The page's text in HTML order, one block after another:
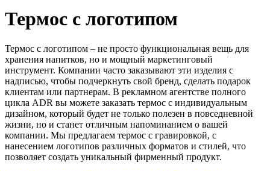
Термос с логотипом
Термос с логотипом – не просто функциональная вещь для
хранения напитков, но и мощный маркетинговый
инструмент. Компании часто заказывают эти изделия с
надписью, чтобы подчеркнуть свой бренд, сделать подарок
клиентам или партнерам. В рекламном агентстве полного
цикла ADR вы можете заказать термос с индивидуальным
дизайном, который будет не только полезен в повседневной
жизни, но и станет отличным напоминанием о вашей
компании. Мы предлагаем термос с гравировкой, с
нанесением логотипов различных форматов и стилей, что
позволяет создать уникальный фирменный продукт.